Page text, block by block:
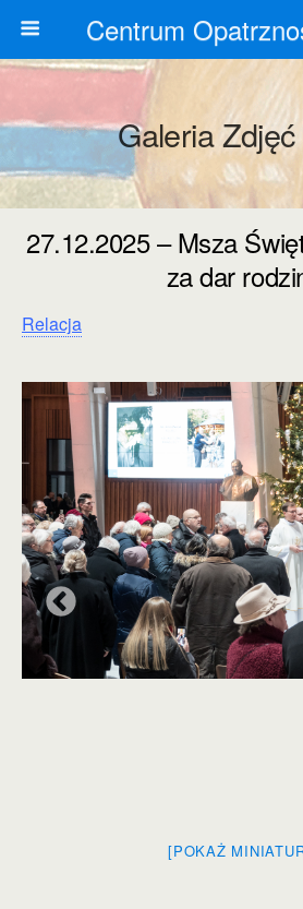
Centrum
Galeria
27.12.2025 – Msza
za dar
Relacja
[POKAŻ